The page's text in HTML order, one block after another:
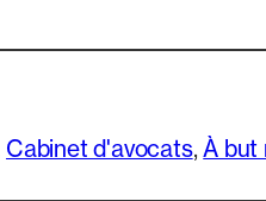
Cabinet d'avocats, À but